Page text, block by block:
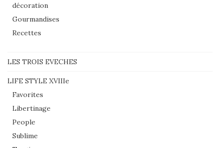
décoration
Gourmandises
Recettes
LES TROIS EVECHES
LIFE STYLE XVIIIe
Favorites
Libertinage
People
Sublime